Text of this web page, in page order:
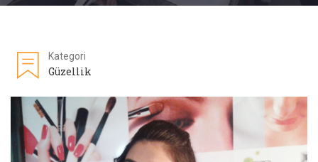
Kategori
Güzellik